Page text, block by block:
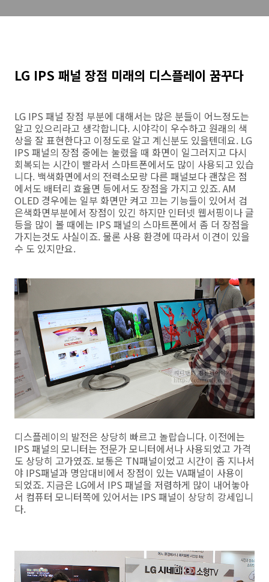
LG IPS 패널 장점 미래의 디스플레이 꿈꾸다
LG IPS 패널 장점 부분에 대해서는 많은 분들이 어느정도는
알고 있으리라고 생각합니다. 시야각이 우수하고 원래의 색
상을 잘 표현한다고 이정도로 알고 계신분도 있을텐데요. LG
IPS 패널의 장점 중에는 눌렸을 때 화면이 일그러지고 다시
회복되는 시간이 빨라서 스마트폰에서도 많이 사용되고 있습
니다. 백색화면에서의 전력소모량 다른 패널보다 괜찮은 점
에서도 배터리 효율면 등에서도 장점을 가지고 있죠. AM
OLED 경우에는 일부 화면만 켜고 끄는 기능들이 있어서 검
은색화면부분에서 장점이 있긴 하지만 인터넷 웹서핑이나 글
등을 많이 볼 때에는 IPS 패널의 스마트폰에서 좀 더 장점을
가지는것도 사실이죠. 물론 사용 환경에 따라서 이견이 있을
수 도 있지만요.
디스플레이의 발전은 상당히 빠르고 놀랍습니다. 이전에는
IPS 패널의 모니터는 전문가 모니터에서나 사용되었고 가격
도 상당히 고가였죠. 보통은 TN패널이었고 시간이 좀 지나서
야 IPS패널과 명암대비에서 장점이 있는 VA패널이 사용이
되었죠. 지금은 LG에서 IPS 패널을 저렴하게 많이 내어놓아
서 컴퓨터 모니터쪽에 있어서는 IPS 패널이 상당히 강세입니
다.